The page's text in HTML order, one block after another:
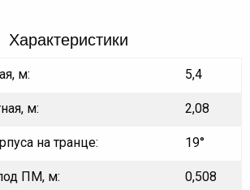
Характеристики
м: 5,4
м: 2,08
на транце: 19°
ПМ, м: 0,508